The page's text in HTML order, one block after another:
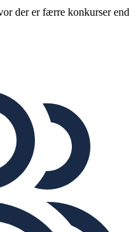
der er færre konkurser end